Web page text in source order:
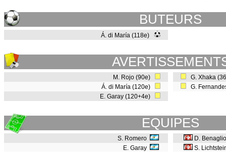
BUTEURS
Á. di María (118e)
M. Rojo (90e)
Á. di María (120e)
E. Garay (120+4e)
G. Xhaka
G.
EQUIPES
S. Romero
E. Garay
D. Benaglio
S.